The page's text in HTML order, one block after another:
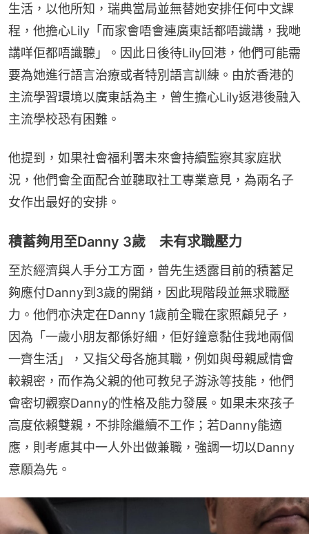
生活，以他所知，瑞典當局並無替她安排任何中文課
程，他擔心Lily「而家會唔會連廣東話都唔識講，我哋
講咩佢都唔識聽」。因此日後待Lily回港，他們可能需
要為她進行語言治療或者特別語言訓練。由於香港的
主流學習環境以廣東話為主，曾生擔心Lily返港後融入
主流學校恐有困難。
他提到，如果社會福利署未來會持續監察其家庭狀
況，他們會全面配合並聽取社工專業意見，為兩名子
女作出最好的安排。
積蓄夠用至Danny 3歲 未有求職壓力
至於經濟與人手分工方面，曾先生透露目前的積蓄足
夠應付Danny到3歲的開銷，因此現階段並無求職壓
力。他們亦決定在Danny 1歲前全職在家照顧兒子，
因為「一歲小朋友都係好細，佢好鐘意黏住我地兩個
一齊生活」，又指父母各施其職，例如與母親感情會
較親密，而作為父親的他可教兒子游泳等技能，他們
會密切觀察Danny的性格及能力發展。如果未來孩子
高度依賴雙親，不排除繼續不工作；若Danny能適
應，則考慮其中一人外出做兼職，強調一切以Danny
意願為先。